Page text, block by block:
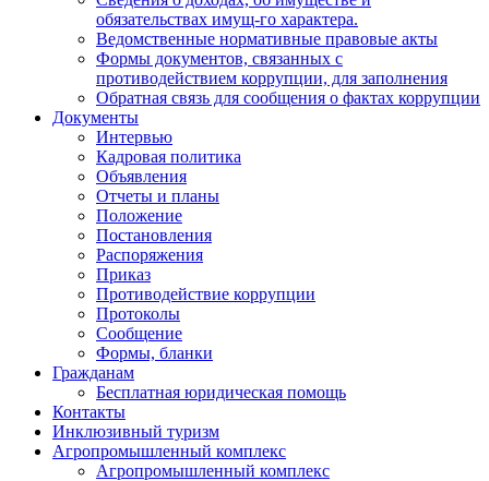
обязательствах имущ-го характера.
Ведомственные нормативные правовые акты
Формы документов, связанных с
противодействием коррупции, для заполнения
Обратная связь для сообщения о фактах коррупции
Документы
Интервью
Кадровая политика
Объявления
Отчеты и планы
Положение
Постановления
Распоряжения
Приказ
Противодействие коррупции
Протоколы
Сообщение
Формы, бланки
Гражданам
Бесплатная юридическая помощь
Контакты
Инклюзивный туризм
Агропромышленный комплекс
Агропромышленный комплекс